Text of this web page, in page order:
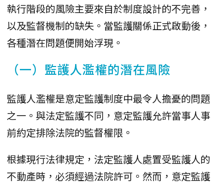
執行階段的風險主要來自於制度設計的不完善，
以及監督機制的缺失。當監護關係正式啟動後，
各種潛在問題便開始浮現。
（一）監護人濫權的潛在風險
監護人濫權是意定監護制度中最令人擔憂的問題
之一。與法定監護不同，意定監護允許當事人事
前約定排除法院的監督權限。
根據現行法律規定，法定監護人處置受監護人的
不動產時，必須經過法院許可。然而，意定監護